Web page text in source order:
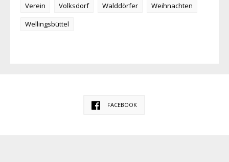
Verein
Volksdorf Walddörfer
Weihnachten
Wellingsbüttel
FACEBOOK